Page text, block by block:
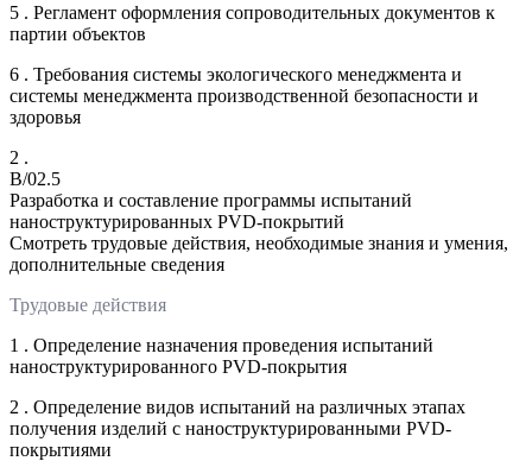
5 . Регламент оформления сопроводительных документов к
партии объектов
6 . Требования системы экологического менеджмента и
системы менеджмента производственной безопасности и
здоровья
2 .
B/02.5
Разработка и составление программы испытаний
наноструктурированных PVD-покрытий
Смотреть трудовые действия, необходимые знания и умения,
дополнительные сведения
Трудовые действия
1 . Определение назначения проведения испытаний
наноструктурированного PVD-покрытия
2 . Определение видов испытаний на различных этапах
получения изделий с наноструктурированными PVD-
покрытиями